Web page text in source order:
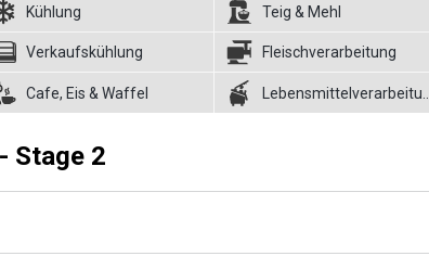
Kühlung Teig & Mehl
Verkaufskühlung Fleischverarbeitung
Cafe, Eis & Waffel
Stage 2